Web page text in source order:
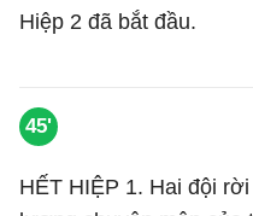
Hiệp 2 đã bắt đầu.
45'
HẾT HIỆP 1. Hai đội